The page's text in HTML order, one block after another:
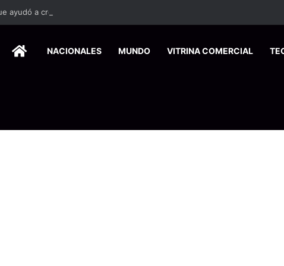
HOMENACIONALES MUNDO VITRINA COMERCIAL